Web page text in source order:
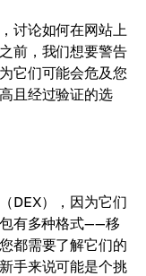
讨论如何在网站上
前，我们想要警告
它们可能会危及您
且经过验证的选
DEX），因为它们
有多种格式——移
都需要了解它们的
手来说可能是个挑